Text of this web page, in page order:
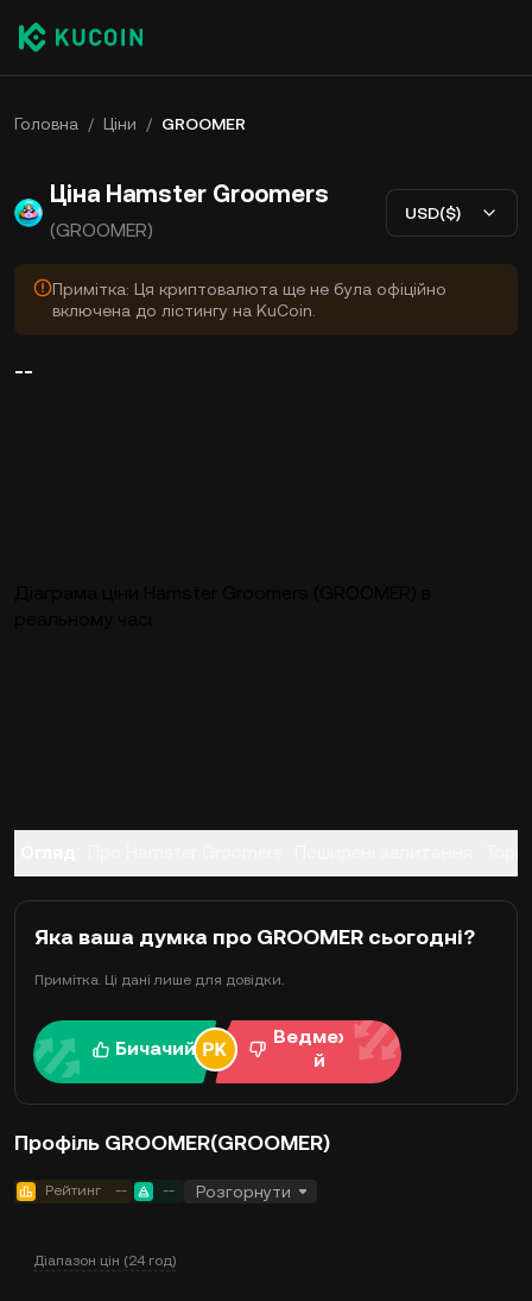
Головна / Ціни / GROOMER
Ціна Hamster Groomers
(GROOMER)
USD($)
Примітка: Ця криптовалюта ще не була офіційно
включена до лістингу на KuCoin.
--
Яка ваша думка про GROOMER сьогодні?
Примітка. Ці дані лише для довідки.
Бичачий
Ведмежи
й
Профіль GROOMER(GROOMER)
Рейтинг -- -- Розгорнути
Діапазон цін (24 год)